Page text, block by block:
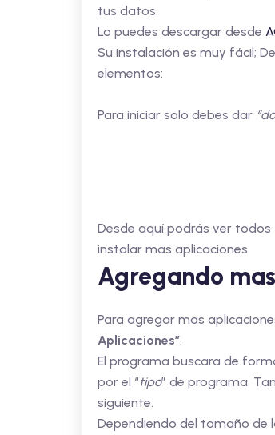
tus datos.
Lo puedes descargar desde
Su instalación es muy fácil;
elementos:
Para iniciar solo debes dar
Desde aquí podrás ver todos
instalar mas aplicaciones.
Agregando
Para agregar mas
Aplicaciones”.
El programa buscara de
por el “tipo” de programa.
siguiente.
Dependiendo del tamaño de